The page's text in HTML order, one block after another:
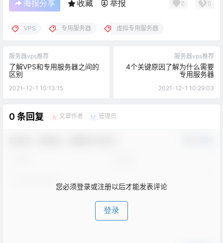
海报分享 收藏 举报 0 0
VPS 专用服务器 虚拟专用服务器
服务器vps推荐
了解VPS和专用服务器之间的
区别
2021-12-1 10:13:15
服务器vps推荐
4个关键原因了解为什么需要
专用服务器
2021-12-1 10:29:03
0 条回复 A 文章作者 M 管理员
您必须登录或注册以后才能发表评论
登录